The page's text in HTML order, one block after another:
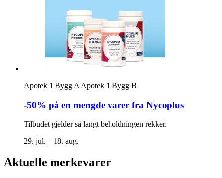
Apotek 1 Bygg A Apotek 1 Bygg B
-50% på en mengde varer fra Nycoplus
Tilbudet gjelder så langt beholdningen rekker.
29. jul. – 18. aug.
Aktuelle merkevarer